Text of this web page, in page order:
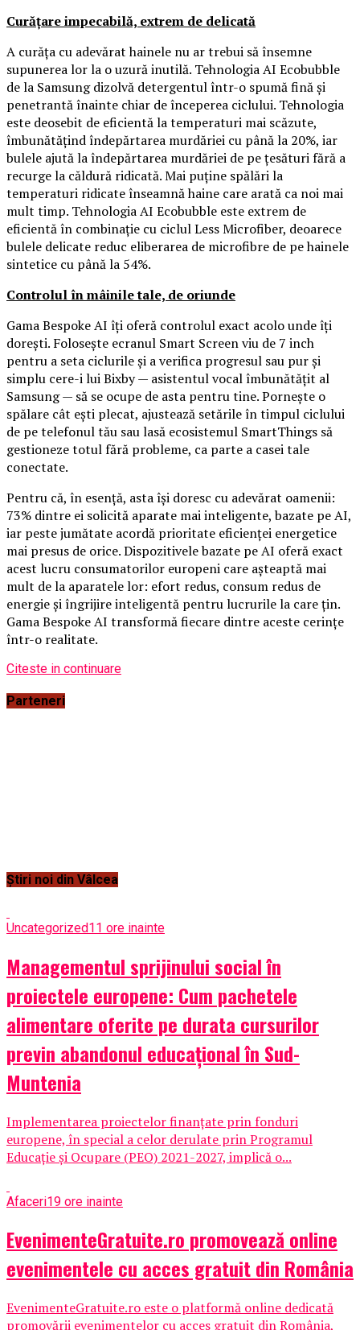
Curățare impecabilă, extrem de delicată
A curăța cu adevărat hainele nu ar trebui să însemne
supunerea lor la o uzură inutilă. Tehnologia AI Ecobubble
de la Samsung dizolvă detergentul într-o spumă fină și
penetrantă înainte chiar de începerea ciclului. Tehnologia
este deosebit de eficientă la temperaturi mai scăzute,
îmbunătățind îndepărtarea murdăriei cu până la 20%, iar
bulele ajută la îndepărtarea murdăriei de pe țesături fără a
recurge la căldură ridicată. Mai puține spălări la
temperaturi ridicate înseamnă haine care arată ca noi mai
mult timp. Tehnologia AI Ecobubble este extrem de
eficientă în combinație cu ciclul Less Microfiber, deoarece
bulele delicate reduc eliberarea de microfibre de pe hainele
sintetice cu până la 54%.
Controlul în mâinile tale, de oriunde
Gama Bespoke AI îți oferă controlul exact acolo unde îți
dorești. Folosește ecranul Smart Screen viu de 7 inch
pentru a seta ciclurile și a verifica progresul sau pur și
simplu cere-i lui Bixby — asistentul vocal îmbunătățit al
Samsung — să se ocupe de asta pentru tine. Pornește o
spălare cât ești plecat, ajustează setările în timpul ciclului
de pe telefonul tău sau lasă ecosistemul SmartThings să
gestioneze totul fără probleme, ca parte a casei tale
conectate.
Pentru că, în esență, asta își doresc cu adevărat oamenii:
73% dintre ei solicită aparate mai inteligente, bazate pe AI,
iar peste jumătate acordă prioritate eficienței energetice
mai presus de orice. Dispozitivele bazate pe AI oferă exact
acest lucru consumatorilor europeni care așteaptă mai
mult de la aparatele lor: efort redus, consum redus de
energie și îngrijire inteligentă pentru lucrurile la care țin.
Gama Bespoke AI transformă fiecare dintre aceste cerințe
într-o realitate.
Citeste in continuare
Parteneri
Știri noi din Vâlcea
Uncategorized11 ore inainte
Managementul sprijinului social în
proiectele europene: Cum pachetele
alimentare oferite pe durata cursurilor
previn abandonul educațional în Sud-
Muntenia
Implementarea proiectelor finanțate prin fonduri
europene, în special a celor derulate prin Programul
Educație și Ocupare (PEO) 2021-2027, implică o...
Afaceri19 ore inainte
EvenimenteGratuite.ro promovează online
evenimentele cu acces gratuit din România
EvenimenteGratuite.ro este o platformă online dedicată
promovării evenimentelor cu acces gratuit din România,